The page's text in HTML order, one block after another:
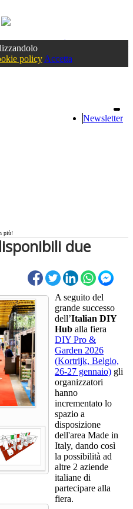
Accedioppure registrati
policy Accetta
Newsletter
più!
due
A seguito del
grande successo
dell’Italian DIY
Hub alla fiera
DIY Pro &
Garden 2026
(Kortrijk, Belgio,
26-27 gennaio) gli
organizzatori
hanno
incrementato lo
spazio a
disposizione
dell'area Made in
Italy, dando così
la possibilità ad
altre 2 aziende
italiane di
partecipare alla
fiera.